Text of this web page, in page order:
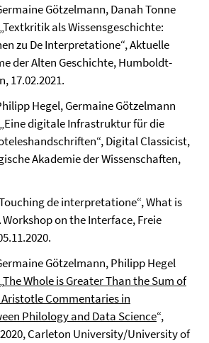
Götzelmann, Danah Tonne
als Wissensgeschichte:
zu De Interpretatione“, Aktuelle
der Alten Geschichte, Humboldt-
17.02.2021.
Hegel, Germaine Götzelmann
digitale Infrastruktur für die
Digital Classicist,
Akademie der Wissenschaften,
de interpretatione“, What is
on the Interface, Freie
Götzelmann, Philipp Hegel
The Whole is Greater Than the Sum of
Commentaries in
Philology and Data Science“,
Carleton University/University of